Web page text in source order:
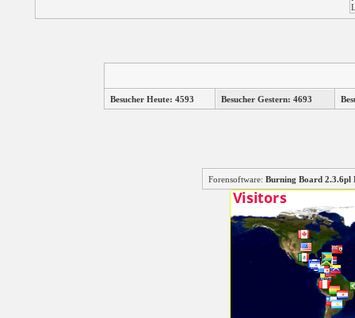
Besucher Heute: 4593 Besucher Gestern: 4693
Forensoftware: Burning Board